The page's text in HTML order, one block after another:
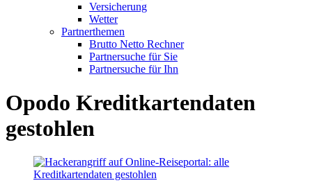
Versicherung
Wetter
Partnerthemen
Brutto Netto Rechner
Partnersuche für Sie
Partnersuche für Ihn
Opodo Kreditkartendaten
gestohlen